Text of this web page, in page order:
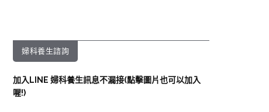
婦科養生諮詢
加入LINE 婦科養生訊息不漏接(點擊圖片也可以加入
喔!)